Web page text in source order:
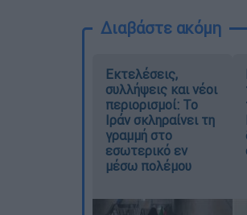
Διαβάστε ακόμη
Εκτελέσεις,
συλλήψεις και νέοι
περιορισμοί: Το
Ιράν σκληραίνει τη
γραμμή στο
εσωτερικό εν
μέσω πολέμου